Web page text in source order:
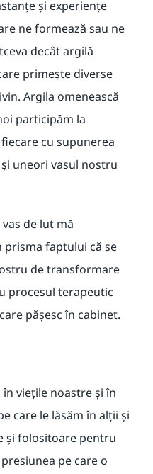
și experiențe
ne formează sau ne
decât argilă
primește diverse
Argila omenească
participăm la
cu supunerea
uneori vasul nostru
de lut mă
faptului că se
de transformare
procesul terapeutic
pășesc în cabinet.
viețile noastre și în
care le lăsăm în alții și
și folositoare pentru
pe care o